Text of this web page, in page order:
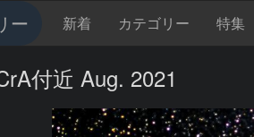
ー 新着 カテゴリー 特集
付近 Aug. 2021